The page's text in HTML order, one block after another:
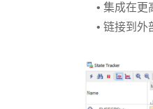
• 集成在更
• 链接到外